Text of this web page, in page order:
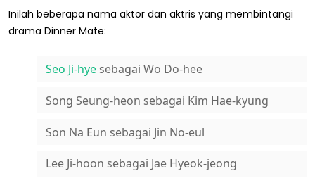
Inilah beberapa nama aktor dan aktris yang membintangi
drama Dinner Mate:
Seo Ji-hyesebagai Wo Do-hee
Song Seung-heon sebagai Kim Hae-kyung
Son Na Eun sebagai Jin No-eul
Lee Ji-hoon sebagai Jae Hyeok-jeong